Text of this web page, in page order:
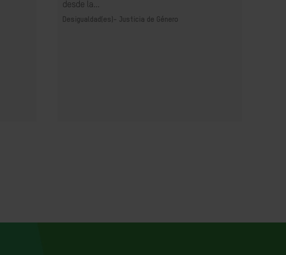
desde la...
Desigualdad(es)- Justicia de Género